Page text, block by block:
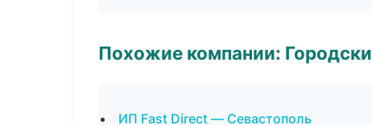
Похожие компании:
ИП Fast Direct — Севастополь